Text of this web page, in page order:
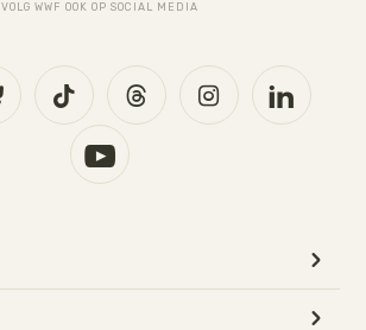
VOLG WWF OOK OP SOCIAL MEDIA